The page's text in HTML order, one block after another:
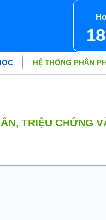
HỆ THỐNG PHÂN
TRIỆU CHỨNG